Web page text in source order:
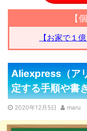
【
【お家で１
Aliexpress（ア
定する手順や書
2020年12月5日 maru